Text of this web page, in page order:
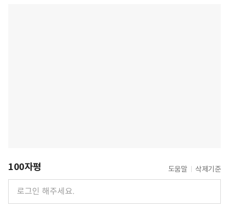
100자평 도움말 삭제기준